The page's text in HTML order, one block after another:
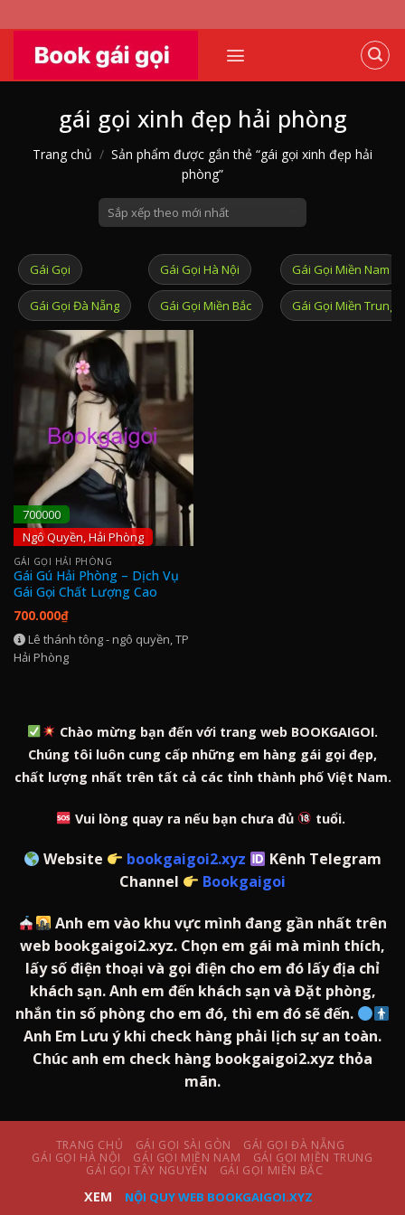
content
gái gọi xinh đẹp hải phòng
Trang chủ / Sản phẩm được gắn thẻ “gái gọi xinh đẹp hải
phòng”
Gái Gọi
Gái Gọi Đà Nẵng
Gái Gọi Hà Nội
Gái Gọi Miền Bắc
Gái Gọi Miền Nam
Gái Gọi Miền Trung
700000
Ngô Quyền, Hải Phòng
GÁI GỌI HẢI PHÒNG
Gái Gú Hải Phòng – Dịch Vụ
Gái Gọi Chất Lượng Cao
700.000₫
Lê thánh tông - ngô quyền, TP
Hải Phòng
Chào mừng bạn đến với trang web BOOKGAIGOI.
Chúng tôi luôn cung cấp những em hàng gái gọi đẹp,
chất lượng nhất trên tất cả các tỉnh thành phố Việt Nam.
Vui lòng quay ra nếu bạn chưa đủ tuổi.
Website bookgaigoi2.xyz
Kênh Telegram
Channel
Bookgaigoi
Anh em vào khu vực mình đang gần nhất trên
web bookgaigoi2.xyz. Chọn em gái mà mình thích,
lấy số điện thoại và gọi điện cho em đó lấy địa chỉ
khách sạn. Anh em đến khách sạn và Đặt phòng,
nhắn tin số phòng cho em đó, thì em đó sẽ đến.
Anh Em Lưu ý khi check hàng phải lịch sự an toàn.
Chúc anh em check hàng bookgaigoi2.xyz thỏa
mãn.
TRANG CHỦ GÁI GỌI SÀI GÒN
GÁI GỌI ĐÀ NẴNG
GÁI GỌI HÀ NỘI
GÁI GỌI MIỀN NAM
GÁI GỌI MIỀN TRUNG
GÁI GỌI TÂY NGUYÊN
GÁI GỌI MIỀN BẮC
XEM NỘI QUY WEB BOOKGAIGOI.XYZ